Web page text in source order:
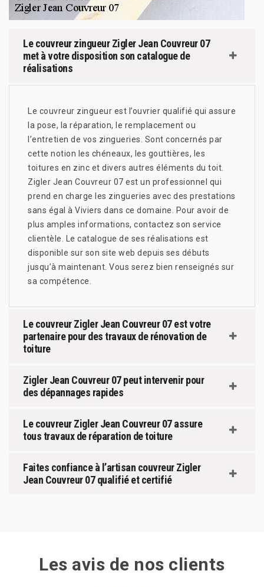
Le couvreur zingueur Zigler Jean Couvreur 07
met à votre disposition son catalogue de
réalisations
Le couvreur zingueur est l’ouvrier qualifié qui assure
la pose, la réparation, le remplacement ou
l’entretien de vos zingueries. Sont concernés par
cette notion les chéneaux, les gouttières, les
toitures en zinc et divers autres éléments du toit.
Zigler Jean Couvreur 07 est un professionnel qui
prend en charge les zingueries avec des prestations
sans égal à Viviers dans ce domaine. Pour avoir de
plus amples informations, contactez son service
clientèle. Le catalogue de ses réalisations est
disponible sur son site web depuis ses débuts
jusqu’à maintenant. Vous serez bien renseignés sur
sa compétence.
Le couvreur Zigler Jean Couvreur 07 est votre
partenaire pour des travaux de rénovation de
toiture
Zigler Jean Couvreur 07 peut intervenir pour
des dépannages rapides
Le couvreur Zigler Jean Couvreur 07 assure
tous travaux de réparation de toiture
Faites confiance à l’artisan couvreur Zigler
Jean Couvreur 07 qualifié et certifié
Les avis de nos clients